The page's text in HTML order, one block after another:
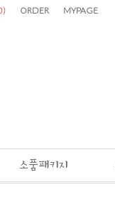
) ORDER MYPAGE
소품패키지